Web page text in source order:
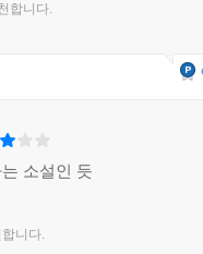
합니다.
소설인 듯
니다.